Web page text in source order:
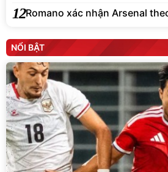
12Romano xác nhận Arsenal
NỔI BẬT